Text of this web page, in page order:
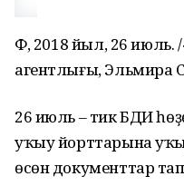
ӨФӨ, 2018 йыл, 26
агентлығы, Эльмира
26 июль – тик БДИ
уҡыу йорттарына
өсөн документтар